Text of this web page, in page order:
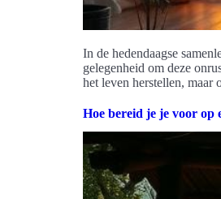
In de hedendaagse
gelegenheid om deze
het leven herstellen,
Hoe bereid je je voor op